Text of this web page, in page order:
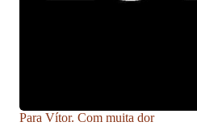
Para Vítor. Com muita dor